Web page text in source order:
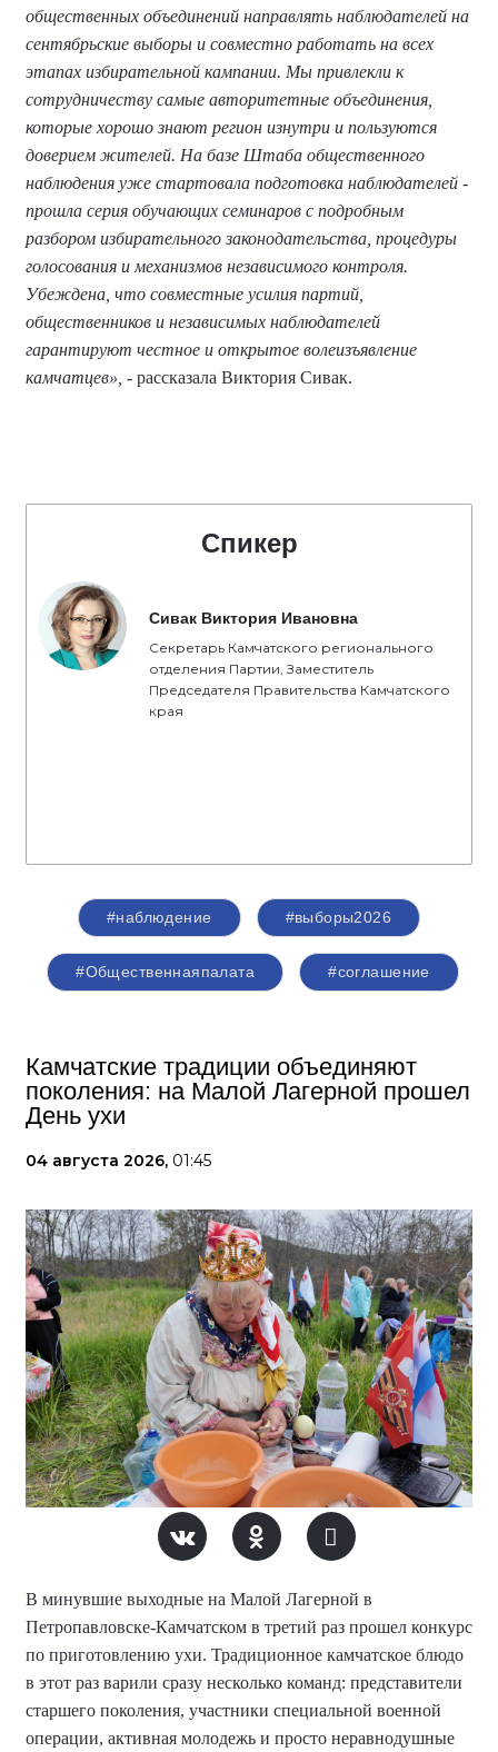
общественных объединений направлять наблюдателей на
сентябрьские выборы и совместно работать на всех
этапах избирательной кампании. Мы привлекли к
сотрудничеству самые авторитетные объединения,
которые хорошо знают регион изнутри и пользуются
доверием жителей. На базе Штаба общественного
наблюдения уже стартовала подготовка наблюдателей -
прошла серия обучающих семинаров с подробным
разбором избирательного законодательства, процедуры
голосования и механизмов независимого контроля.
Убеждена, что совместные усилия партий,
общественников и независимых наблюдателей
гарантируют честное и открытое волеизъявление
камчатцев», - рассказала Виктория Сивак.
Спикер
Сивак Виктория Ивановна
Секретарь Камчатского регионального
отделения Партии, Заместитель
Председателя Правительства Камчатского
края
#наблюдение #выборы2026
#Общественнаяпалата #соглашение
Камчатские традиции объединяют
поколения: на Малой Лагерной прошел
День ухи
04 августа 2026, 01:45
В минувшие выходные на Малой Лагерной в
Петропавловске-Камчатском в третий раз прошел конкурс
по приготовлению ухи. Традиционное камчатское блюдо
в этот раз варили сразу несколько команд: представители
старшего поколения, участники специальной военной
операции, активная молодежь и просто неравнодушные